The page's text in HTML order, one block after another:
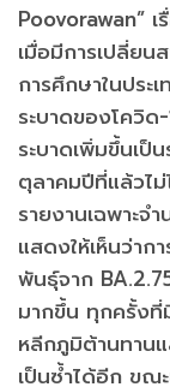
Poovorawan”
เมื่อมีการเปลี่ยน
การศึกษาในประ
ระบาดของโควิ
ระบาดเพิ่มขึ้นเป็
ตุลาคมปีที่แล้วไ
รายงานเฉพาะจ
แสดงให้เห็นว่าก
พันธุ์จาก
มากขึ้น ทุกครั้งที่
หลีกภูมิต้านทาน
เป็นซ้ำได้อีก ขณ